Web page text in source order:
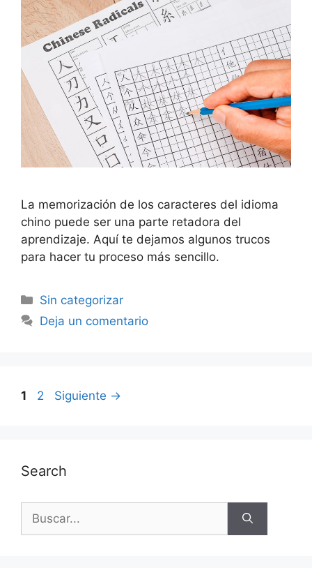
La memorización de los caracteres del idioma
chino puede ser una parte retadora del
aprendizaje. Aquí te dejamos algunos trucos
para hacer tu proceso más sencillo.
Sin categorizar
Deja un comentario
1 2 Siguiente →
Search